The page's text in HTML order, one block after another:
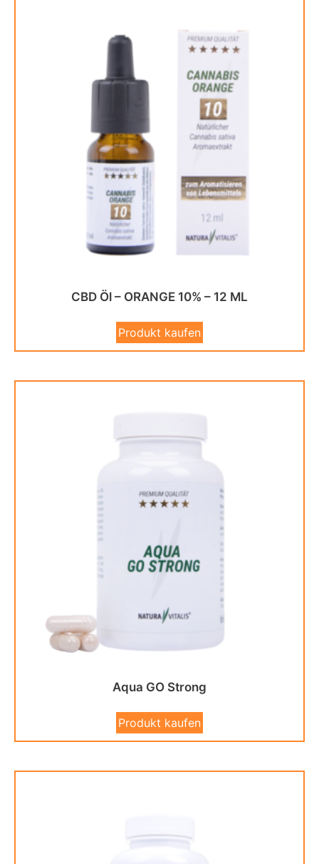
CBD Öl – ORANGE 10% – 12 ML
Produkt kaufen
Aqua GO Strong
Produkt kaufen